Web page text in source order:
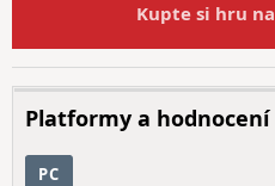
Kupte si hru na
Platformy a hodnocení
PC